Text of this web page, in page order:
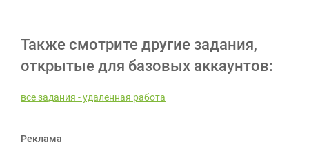
Также смотрите другие задания,
открытые для базовых аккаунтов:
все задания - удаленная работа
Реклама